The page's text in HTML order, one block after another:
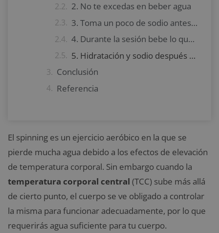
2. No te excedas en beber agua
3. Toma un poco de sodio antes de la clase
4. Durante la sesión bebe lo que necesitas
5. Hidratación y sodio después del entrenamiento
Conclusión
Referencia
El spinning es un ejercicio aeróbico en la que se
pierde mucha agua debido a los efectos de elevación
de temperatura corporal. Sin embargo cuando la
temperatura corporal central (TCC) sube más allá
de cierto punto, el cuerpo se ve obligado a controlar
la misma para funcionar adecuadamente, por lo que
requerirás agua suficiente para tu cuerpo.